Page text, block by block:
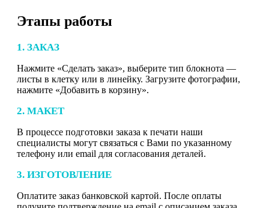
Этапы работы
1. ЗАКАЗ
Нажмите «Сделать заказ», выберите тип блокнота —
листы в клетку или в линейку. Загрузите фотографии,
нажмите «Добавить в корзину».
2. МАКЕТ
В процессе подготовки заказа к печати наши
специалисты могут связаться с Вами по указанному
телефону или email для согласования деталей.
3. ИЗГОТОВЛЕНИЕ
Оплатите заказ банковской картой. После оплаты